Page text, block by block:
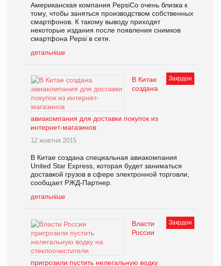
Американская компания PepsiCo очень близка к
тому, чтобы заняться производством собственных
смартфонов. К такому выводу приходят
некоторые издания после появления снимков
смартфона Pepsi в сети.
детальніше
Закрдон
В Китае
создана
авиакомпания для доставки покупок из
интернет-магазинов
12 жовтня 2015
В Китае создана специальная авиакомпания
United Star Express, которая будет заниматься
доставкой грузов в сфере электронной торговли,
сообщает РЖД-Партнер.
детальніше
Закрдон
Власти
России
пригрозили пустить нелегальную водку